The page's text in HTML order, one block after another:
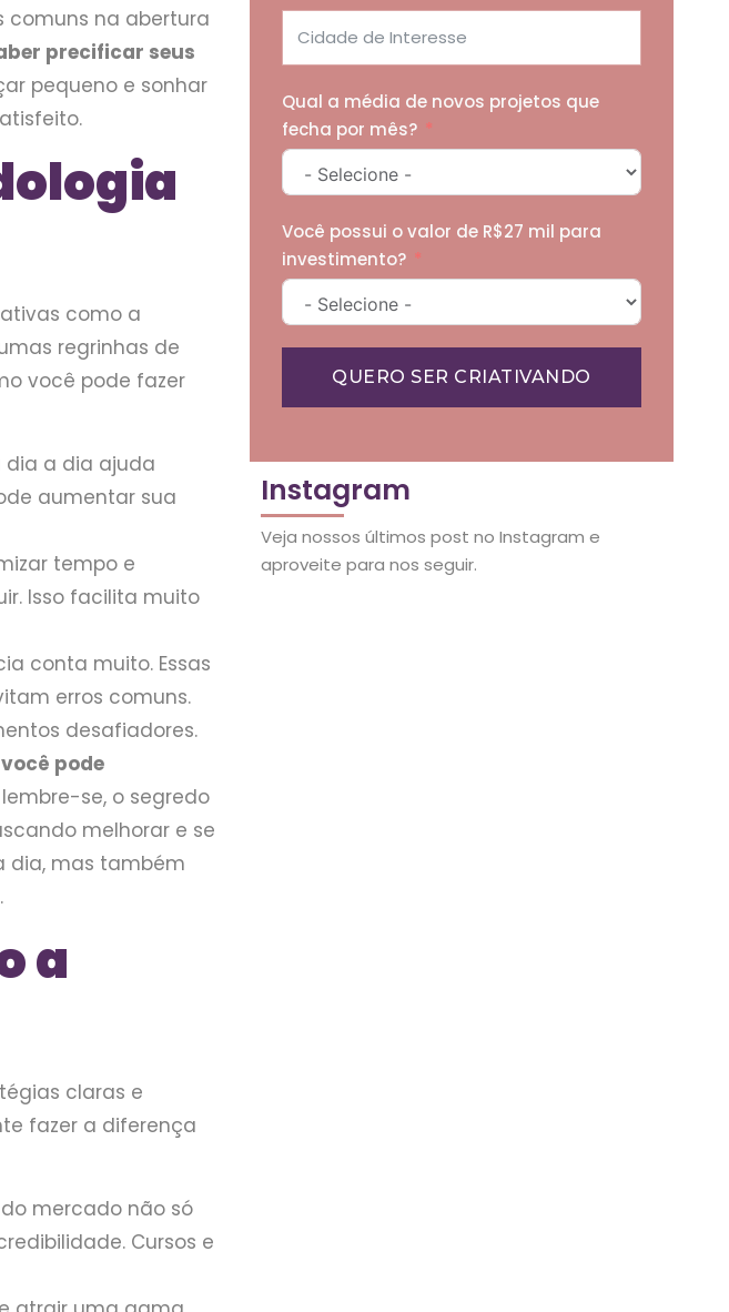
comuns na abertura
precificar seus
pequeno e sonhar
como a
regrinhas de
você pode fazer
dia a dia ajuda
aumentar sua
tempo e
Isso facilita muito
conta muito. Essas
erros comuns.
desafiadores.
pode
lembre-se, o segredo
melhorar e se
dia, mas também
a
claras e
fazer a diferença
mercado não só
Cursos e
Qual a média de novos projetos que
fecha por mês?
Você possui o valor de R$27 mil para
investimento?
QUERO SER CRIATIVANDO
Instagram
Veja nossos últimos post no Instagram e
aproveite para nos seguir.